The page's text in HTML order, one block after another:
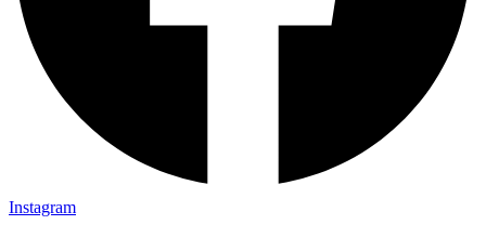
Instagram